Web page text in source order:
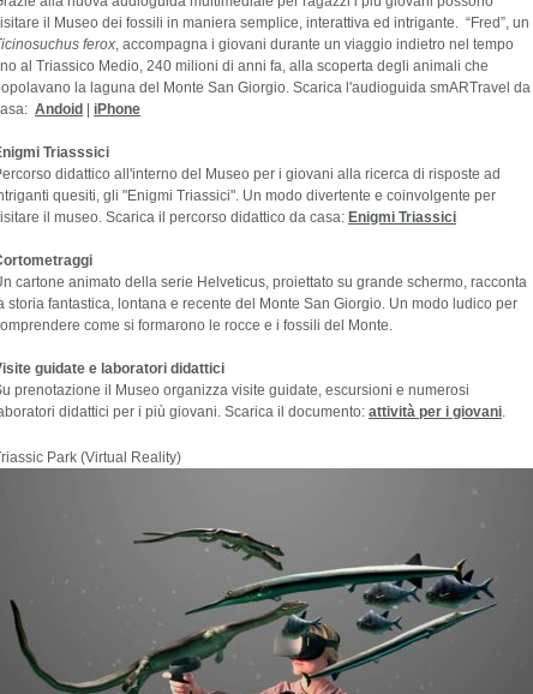
il Museo dei fossili in maniera semplice, interattiva ed intrigante. “Fred”, un
ferox, accompagna i giovani durante un viaggio indietro nel tempo
al Triassico Medio, 240 milioni di anni fa, alla scoperta degli animali che
la laguna del Monte San Giorgio. Scarica l'audioguida smARTravel da
Andoid iPhone
Triasssici
didattico all'interno del Museo per i giovani alla ricerca di risposte ad
quesiti, gli "Enigmi Triassici". Un modo divertente e coinvolgente per
il museo. Scarica il percorso didattico da casa: Enigmi Triassici
cartone animato della serie Helveticus, proiettato su grande schermo, racconta
storia fantastica, lontana e recente del Monte San Giorgio. Un modo ludico per
come si formarono le rocce e i fossili del Monte.
guidate e laboratori didattici
prenotazione il Museo organizza visite guidate, escursioni e numerosi
didattici per i più giovani. Scarica il documento: attività per i giovani.
Park (Virtual Reality)